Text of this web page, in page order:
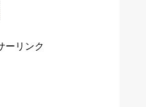
ーリンク